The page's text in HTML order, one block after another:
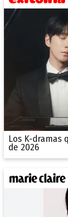
Los K-
de 2026